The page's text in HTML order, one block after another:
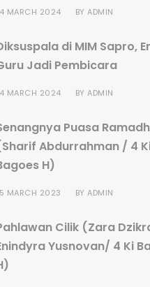
MARCH 2024 BY ADMIN
di MIM Sapro,
Jadi Pembicara
MARCH 2024 BY ADMIN
Puasa
Abdurrahman / 4
H)
MARCH 2023 BY ADMIN
Cilik (Zara
Yusnovan/ 4 Ki